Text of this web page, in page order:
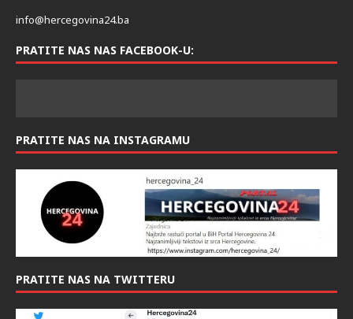
info@hercegovina24.ba
PRATITE NAS NAS FACEBOOK-U:
PRATITE NAS NA INSTAGRAMU
PRATITE NAS NA TWITTERU